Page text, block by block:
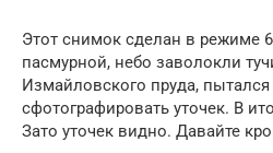
Этот снимок сделан в режиме
пасмурной, небо заволокли
Измайловского пруда,
сфотографировать уточек. В
Зато уточек видно. Давайте